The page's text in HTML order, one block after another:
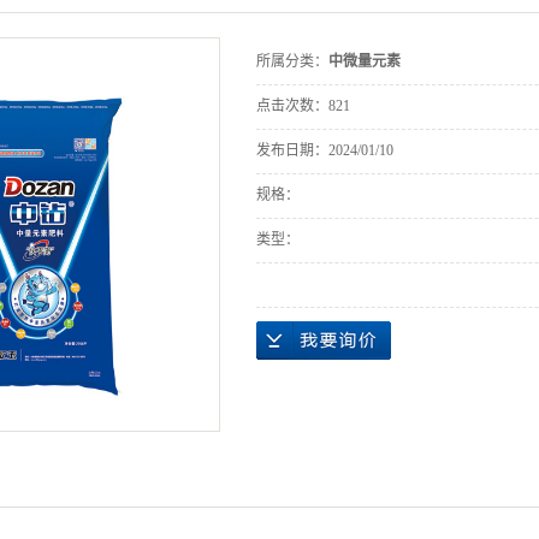
所属分类： 中微量元素
点击次数： 821
发布日期： 2024/01/10
规格：
类型：